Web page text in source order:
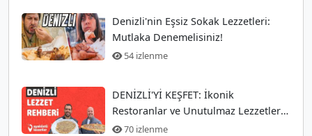
Denizli'nin Eşsiz Sokak Lezzetleri:
Mutlaka Denemelisiniz!
54 izlenme
DENİZLİ'Yİ KEŞFET: İkonik
Restoranlar ve Unutulmaz Lezzetler
Rehberi
70 izlenme